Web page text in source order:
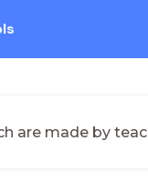
are made by